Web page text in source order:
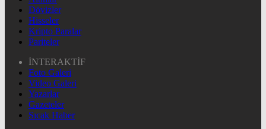
Dövizler
Hisseler
Kripto Paralar
Pariteler
İNTERAKTİF
Foto Galeri
Video Galeri
Yazarlar
Gazeteler
Sıcak Haber